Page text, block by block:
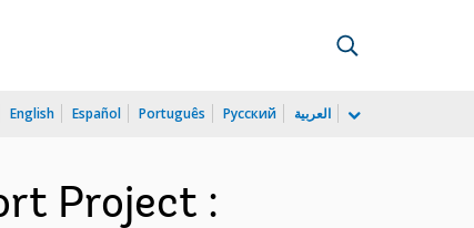
English Español Português Русский العربية
Project :